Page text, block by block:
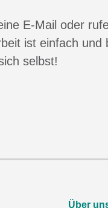
E-Mail oder
ist einfach und
selbst!
Über